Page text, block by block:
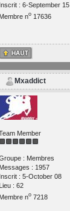
Inscrit : 6-September 15
Membre no17636
Mxaddict
Member
: Membres
Messages : 1957
Inscrit : 5-October 08
Lieu : 62
Membre no7218